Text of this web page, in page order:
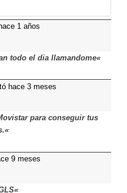
1 años
todo el dia llamandome«
hace 3 meses
para conseguir tus
9 meses